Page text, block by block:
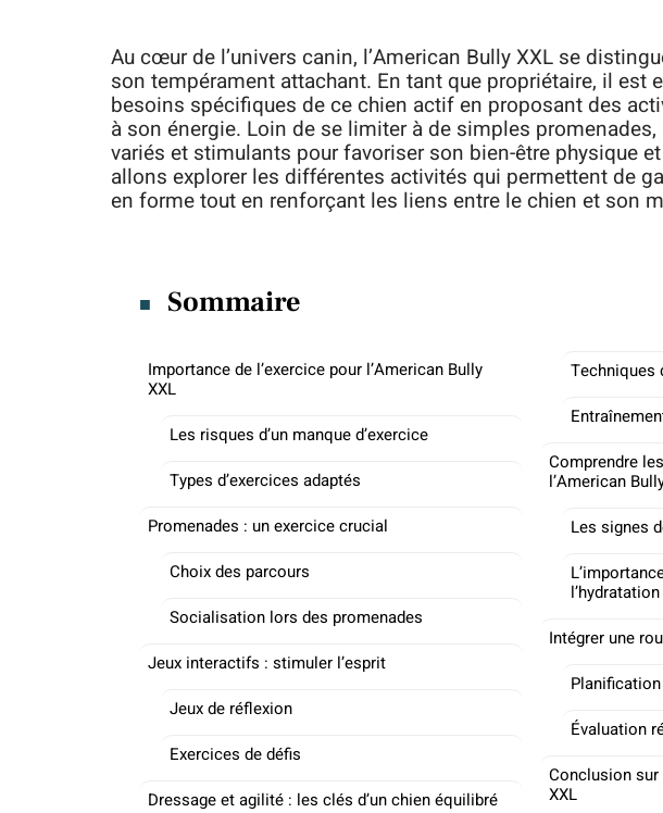
Au cœur de l’univers canin, l’American Bully XXL se
son tempérament attachant. En tant que propriétaire, il est
besoins spécifiques de ce chien actif en proposant des
à son énergie. Loin de se limiter à de simples
variés et stimulants pour favoriser son bien-être physique
allons explorer les différentes activités qui permettent de
en forme tout en renforçant les liens entre le chien et son
Sommaire
Importance de l’exercice pour l’American Bully
XXL
Les risques d’un manque d’exercice
Types d’exercices adaptés
Promenades : un exercice crucial
Choix des parcours
Socialisation lors des promenades
Jeux interactifs : stimuler l’esprit
Jeux de réflexion
Exercices de défis
Dressage et agilité : les clés d’un chien équilibré
Techniques
Comprendre
l’American
Les signes
l’hydratation
Intégrer une
Évaluation
Conclusion sur
XXL